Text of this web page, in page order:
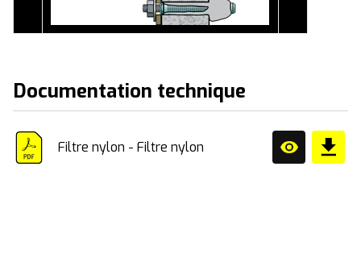
Documentation technique
Filtre nylon - Filtre nylon